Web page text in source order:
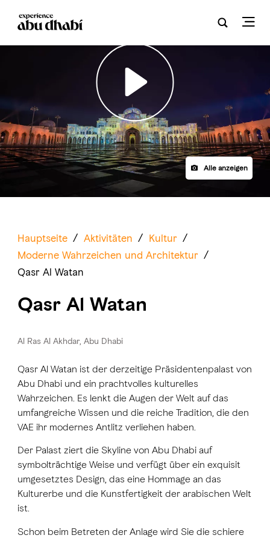
Alle anzeigen
Hauptseite / Aktivitäten / Kultur /
Moderne Wahrzeichen und Architektur /
Qasr Al Watan
Qasr Al Watan
Al Ras Al Akhdar, Abu Dhabi
Qasr Al Watan ist der derzeitige Präsidentenpalast von
Abu Dhabi und ein prachtvolles kulturelles
Wahrzeichen. Es lenkt die Augen der Welt auf das
umfangreiche Wissen und die reiche Tradition, die den
VAE ihr modernes Antlitz verliehen haben.
Der Palast ziert die Skyline von Abu Dhabi auf
symbolträchtige Weise und verfügt über ein exquisit
umgesetztes Design, das eine Hommage an das
Kulturerbe und die Kunstfertigkeit der arabischen Welt
ist.
Schon beim Betreten der Anlage wird Sie die schiere